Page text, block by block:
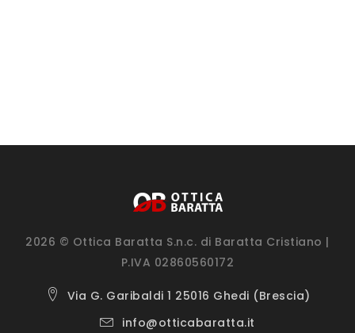
2026 © Ottica Baratta S.n.c. di Baratta Cristiano |
P.IVA 02860560172
Via G. Garibaldi 1 25016 Ghedi (Brescia)
info@otticabaratta.it